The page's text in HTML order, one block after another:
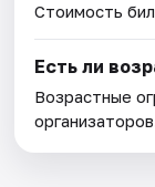
Стоимость
Есть ли
Возрастные